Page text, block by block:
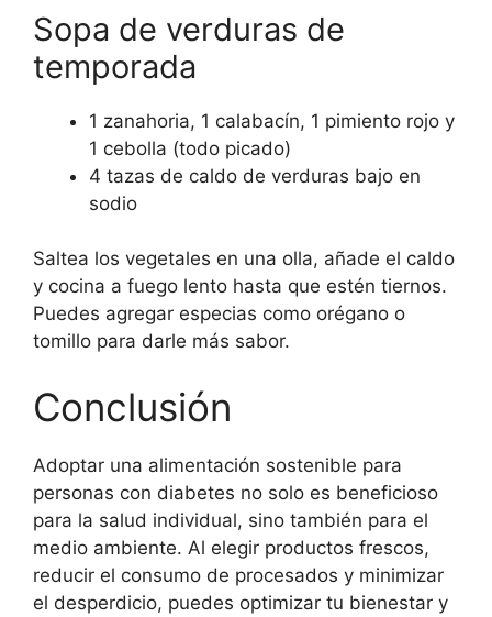
Sopa de verduras de
temporada
1 zanahoria, 1 calabacín, 1 pimiento rojo y
1 cebolla (todo picado)
4 tazas de caldo de verduras bajo en
sodio
Saltea los vegetales en una olla, añade el caldo
y cocina a fuego lento hasta que estén tiernos.
Puedes agregar especias como orégano o
tomillo para darle más sabor.
Conclusión
Adoptar una alimentación sostenible para
personas con diabetes no solo es beneficioso
para la salud individual, sino también para el
medio ambiente. Al elegir productos frescos,
reducir el consumo de procesados y minimizar
el desperdicio, puedes optimizar tu bienestar y